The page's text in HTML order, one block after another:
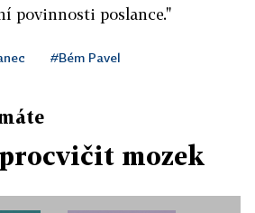
povinnosti poslance."
#Bém Pavel
mozek